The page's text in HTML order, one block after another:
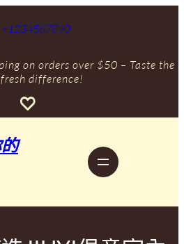
+1234567890
on orders over $50 – Taste the
difference!